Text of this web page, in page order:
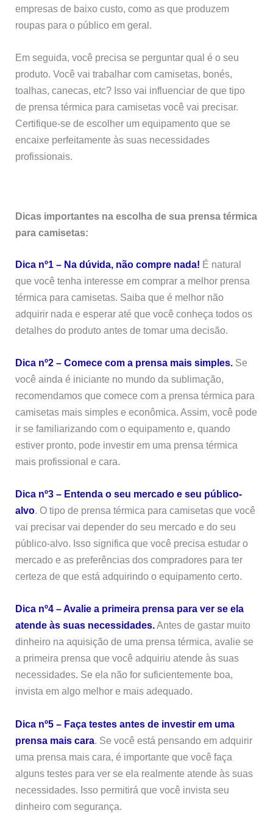
empresas de baixo custo, como as que produzem
roupas para o público em geral.
Em seguida, você precisa se perguntar qual é o seu
produto. Você vai trabalhar com camisetas, bonés,
toalhas, canecas, etc? Isso vai influenciar de que tipo
de prensa térmica para camisetas você vai precisar.
Certifique-se de escolher um equipamento que se
encaixe perfeitamente às suas necessidades
profissionais.
Dicas importantes na escolha de sua prensa térmica
para camisetas:
Dica nº1 – Na dúvida, não compre nada! É natural
que você tenha interesse em comprar a melhor prensa
térmica para camisetas. Saiba que é melhor não
adquirir nada e esperar até que você conheça todos os
detalhes do produto antes de tomar uma decisão.
Dica nº2 – Comece com a prensa mais simples. Se
você ainda é iniciante no mundo da sublimação,
recomendamos que comece com a prensa térmica para
camisetas mais simples e econômica. Assim, você pode
ir se familiarizando com o equipamento e, quando
estiver pronto, pode investir em uma prensa térmica
mais profissional e cara.
Dica nº3 – Entenda o seu mercado e seu público-
alvo. O tipo de prensa térmica para camisetas que você
vai precisar vai depender do seu mercado e do seu
público-alvo. Isso significa que você precisa estudar o
mercado e as preferências dos compradores para ter
certeza de que está adquirindo o equipamento certo.
Dica nº4 – Avalie a primeira prensa para ver se ela
atende às suas necessidades.Antes de gastar muito
dinheiro na aquisição de uma prensa térmica, avalie se
a primeira prensa que você adquiriu atende às suas
necessidades. Se ela não for suficientemente boa,
invista em algo melhor e mais adequado.
Dica nº5 – Faça testes antes de investir em uma
prensa mais cara. Se você está pensando em adquirir
uma prensa mais cara, é importante que você faça
alguns testes para ver se ela realmente atende às suas
necessidades. Isso permitirá que você invista seu
dinheiro com segurança.